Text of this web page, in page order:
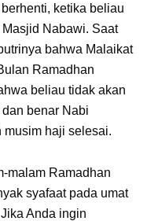
ketika beliau
Masjid Nabawi. Saat
bahwa Malaikat
Ramadhan
beliau tidak akan
benar Nabi
musim haji selesai.
malam Ramadhan
syafaat pada umat
Anda ingin